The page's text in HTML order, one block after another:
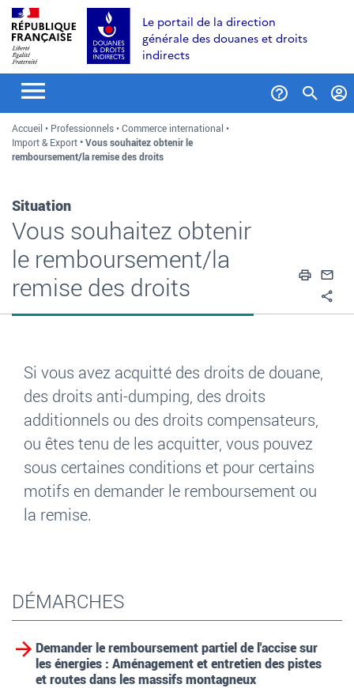
Aller
au
contenu
Aller
recherche
Aller
au
menu
Le portail de la direction
générale des douanes et droits
indirects
Accueil Professionnels
Commerce international
Import & Export
Vous souhaitez obtenir le
remboursement/la remise des droits
Situation
Vous souhaitez obtenir
le remboursement/la
remise des droits
Si vous avez acquitté des droits de douane,
des droits anti-dumping, des droits
additionnels ou des droits compensateurs,
ou êtes tenu de les acquitter, vous pouvez
sous certaines conditions et pour certains
motifs en demander le remboursement ou
la remise.
DÉMARCHES
Demander le remboursement partiel de l'accise sur
les énergies : Aménagement et entretien des pistes
et routes dans les massifs montagneux